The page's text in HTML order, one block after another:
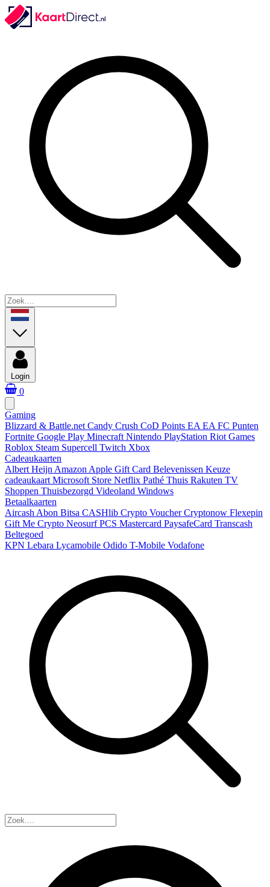
Login
0
Gaming
Blizzard & Battle.net Candy Crush CoD Points EA EA FC Punten
Fortnite Google Play Minecraft Nintendo PlayStation Riot Games
Roblox Steam Supercell Twitch Xbox
Cadeaukaarten
Albert Heijn Amazon Apple Gift Card Belevenissen Keuze
cadeaukaart Microsoft Store Netflix Pathé Thuis Rakuten TV
Shoppen Thuisbezorgd Videoland Windows
Betaalkaarten
Aircash Abon Bitsa CASHlib Crypto VoucherCryptonow Flexepin
Gift Me Crypto NeosurfPCS Mastercard PaysafeCard Transcash
Beltegoed
KPN Lebara Lycamobile Odido T-Mobile Vodafone